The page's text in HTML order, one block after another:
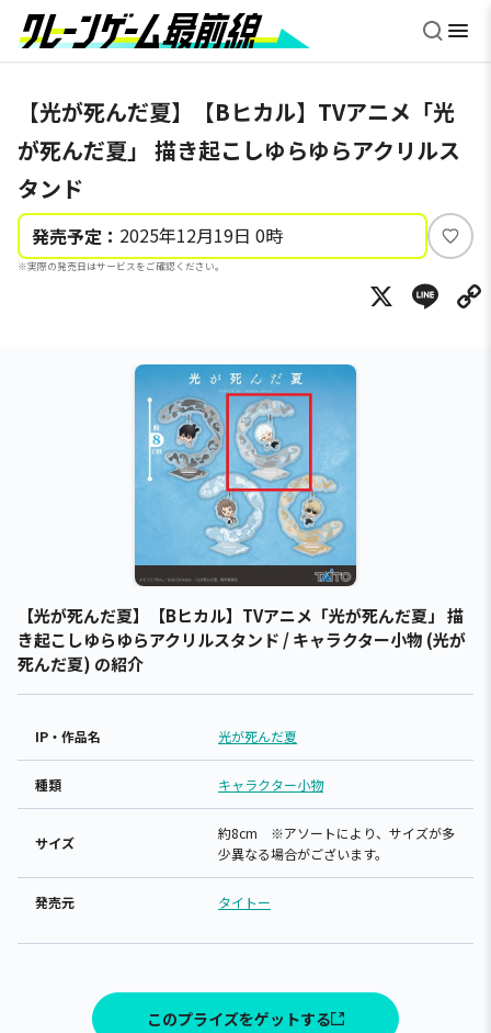
【光が死んだ夏】【Bヒカル】TVアニメ「光
が死んだ夏」 描き起こしゆらゆらアクリルス
タンド
発売予定： 2025年12月19日 0時
※実際の発売日はサービスをご確認ください。
い
ね
X
【光が死んだ夏】【Bヒカル】TVアニメ「光が死んだ夏」 描
き起こしゆらゆらアクリルスタンド / キャラクター小物 (光が
死んだ夏) の紹介
IP・作品名 光が死んだ夏
種類 キャラクター小物
サイズ
約8cm ※アソートにより、サイズが多
少異なる場合がございます。
発売元 タイトー
このプライズをゲットする